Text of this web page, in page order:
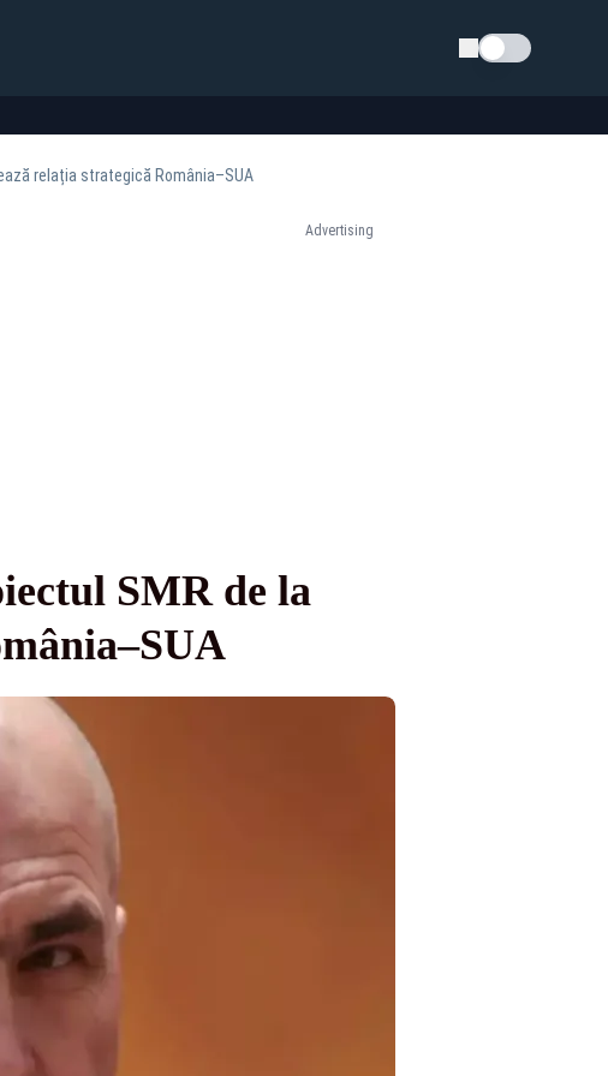
Schimba tema
relația strategică România–SUA
Advertising
SMR de la